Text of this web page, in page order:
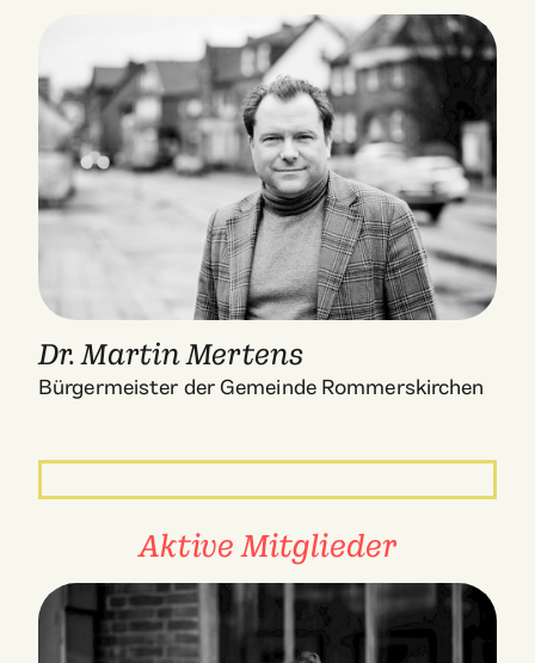
Dr. Martin Mertens
Bürgermeister der Gemeinde Rommerskirchen
Aktive Mitglieder